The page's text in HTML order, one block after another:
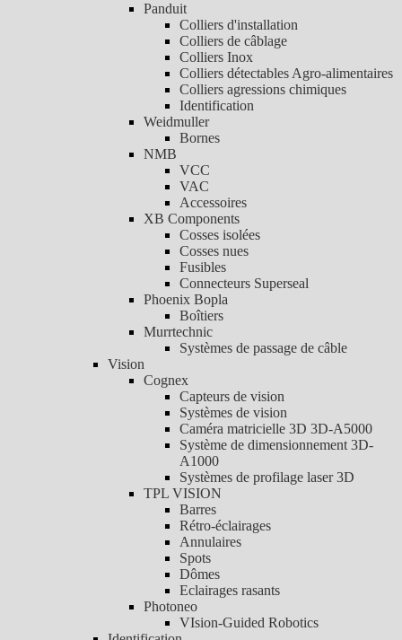
Panduit
Colliers d'installation
Colliers de câblage
Colliers Inox
Colliers détectables Agro-alimentaires
Colliers agressions chimiques
Identification
Weidmuller
Bornes
NMB
VCC
VAC
Accessoires
XB Components
Cosses isolées
Cosses nues
Fusibles
Connecteurs Superseal
Phoenix Bopla
Boîtiers
Murrtechnic
Systèmes de passage de câble
Vision
Cognex
Capteurs de vision
Systèmes de vision
Caméra matricielle 3D 3D-A5000
Système de dimensionnement 3D-
A1000
Systèmes de profilage laser 3D
TPL VISION
Barres
Rétro-éclairages
Annulaires
Spots
Dômes
Eclairages rasants
Photoneo
VIsion-Guided Robotics